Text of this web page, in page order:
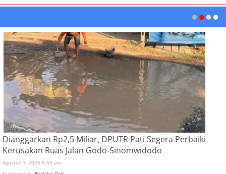
Dianggarkan Rp2,5 Miliar, DPUTR Pati Segera Perbaiki
Kerusakan Ruas Jalan Godo-Sinomwidodo
Agustus 1, 2026 6:53 am